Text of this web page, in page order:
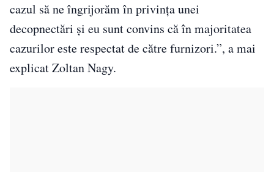
cazul să ne îngrijorăm în privinţa unei
decopnectări şi eu sunt convins că în majoritatea
cazurilor este respectat de către furnizori.”, a mai
explicat Zoltan Nagy.